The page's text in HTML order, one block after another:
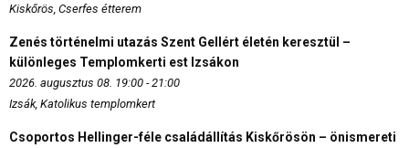
Kiskőrös, Cserfes étterem
Zenés történelmi utazás Szent Gellért életén keresztül –
különleges Templomkerti est Izsákon
2026. augusztus 08. 19:00 - 21:00
Izsák, Katolikus templomkert
Csoportos Hellinger-féle családállítás Kiskőrösön – önismereti